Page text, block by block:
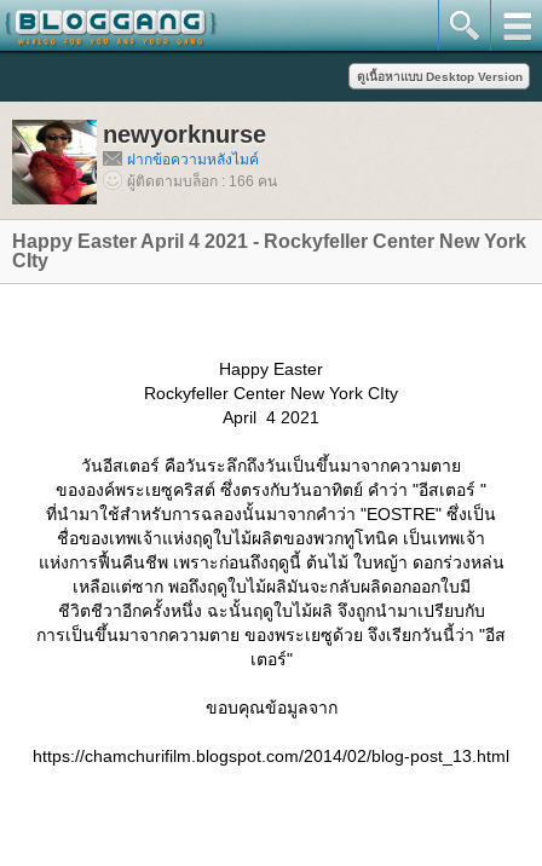
newyorknurse
ฝากข้อความหลังไมค์
ผู้ติดตามบล็อก : 166 คน
Happy Easter April 4 2021 - Rockyfeller Center New York
CIty
Happy Easter
Rockyfeller Center New York CIty
April 4 2021
วันอีสเตอร์ คือวันระลึกถึงวันเป็นขึ้นมาจากความตา
ขององค์พระเยซูคริสต์ ซึ่งตรงกับวันอาทิตย์ คำว่า "อีสเตอร์ "
ที่นำมาใช้สำหรับการฉลองนั้นมาจากคำว่า "EOSTRE" ซึ่งเป็น
ชื่อของเทพเจ้าแห่งฤดูใบไม้ผลิตของพวกทูโทนิค เป็นเทพเจ้า
ห่งการฟื้นคืนชีพ เพราะก่อนถึงฤดูนี้ ต้นไม้ ใบหญ้า ดอกร่วงหล่น
เหลือแต่ซาก พอถึงฤดูใบไม้ผลิมันจะกลับผลิดอกออกใบมี
ชีวิตชีวาอีกครั้งหนึ่ง ฉะนั้นฤดูใบไม้ผลิ จึงถูกนำมาเปรียบกับ
การเป็นขึ้นมาจากความตาย ของพระเยซูด้วย จึงเรียกวันนี้ว่า "อีส
เตอร์"
ขอบคุณข้อมูลจาก
https://chamchurifilm.blogspot.com/2014/02/blog-post_13.html